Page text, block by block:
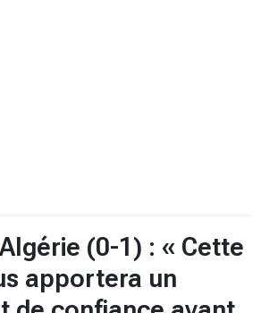
(0-1) : « Cette
apportera un